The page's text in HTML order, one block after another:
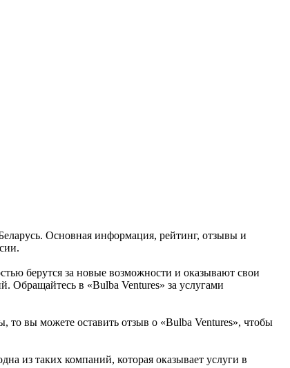
Основная информация, рейтинг, отзывы и
берутся за новые возможности и оказывают свои
Обращайтесь в «Bulba Ventures» за услугами
то вы можете оставить отзыв о «Bulba Ventures», чтобы
из таких компаний, которая оказывает услуги в